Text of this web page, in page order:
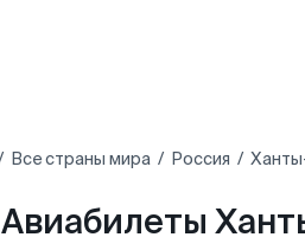
Все страны мира Россия
Авиабилеты